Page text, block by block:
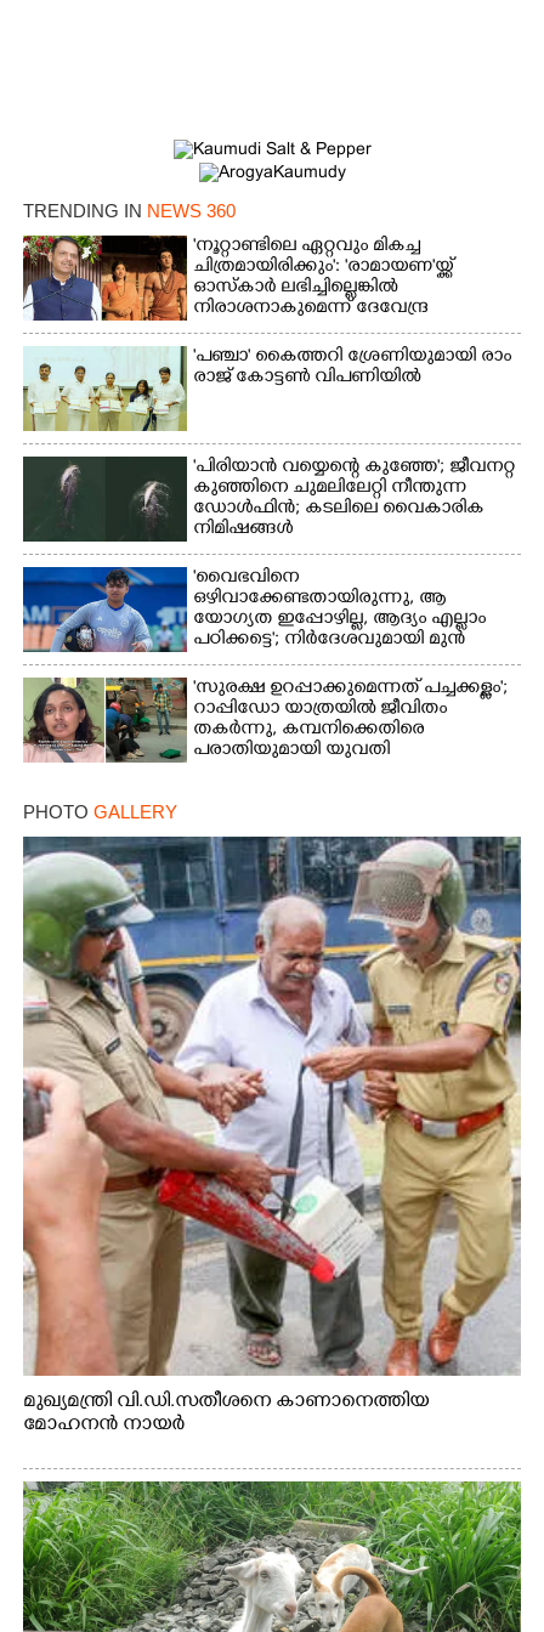
TRENDING IN NEWS 360
'നൂറ്റാണ്ടിലെ ഏറ്റവും മികച്ച
ചിത്രമായിരിക്കും': 'രാമായണ'യ്ക്ക്
ഓസ്കാ‌ർ ലഭിച്ചില്ലെങ്കിൽ
നിരാശനാകുമെന്ന് ദേവേന്ദ്ര
ഫഡ്നാവിസ്
'​പ​ഞ്ചാ​'​ ​കൈ​ത്ത​റി​ ​ശ്രേ​ണി​യു​മാ​യി​ ​രാം​
രാ​ജ് ​കോ​ട്ടൺ വിപണിയിൽ
'പിരിയാൻ വയ്യെന്റെ കുഞ്ഞേ'; ജീവനറ്റ
കുഞ്ഞിനെ ചുമലിലേറ്റി നീന്തുന്ന
ഡോൾഫിൻ; കടലിലെ വൈകാരിക
നിമിഷങ്ങൾ
'വൈഭവിനെ
ഒഴിവാക്കേണ്ടതായിരുന്നു,​ ആ
യോഗ്യത ഇപ്പോഴില്ല, ആദ്യം എല്ലാം
പഠിക്കട്ടെ'; നിർദേശവുമായി മുൻ
ക്രിക്കറ്റ് താരം
'സുരക്ഷ ഉറപ്പാക്കുമെന്നത് പച്ചക്കള്ളം';
റാപ്പിഡോ യാത്രയിൽ ജീവിതം
തകർന്നു, കമ്പനിക്കെതിരെ
പരാതിയുമായി യുവതി
PHOTO GALLERY
മുഖ്യമന്ത്രി വി.ഡി.സതീശനെ കാണാനെത്തിയ
മോഹനൻ നായർ